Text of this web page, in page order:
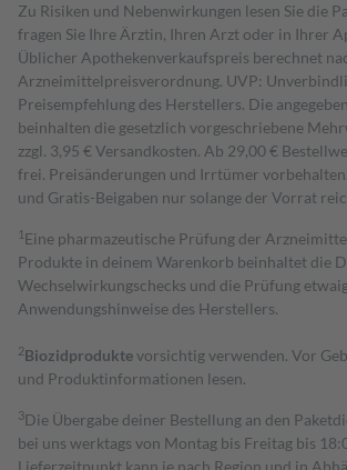
Zu Risiken und Nebenwirkungen lesen Sie die
fragen Sie Ihre Ärztin, Ihren Arzt oder in Ihrer
Üblicher Apothekenverkaufspreis berechnet
Arzneimittelpreisverordnung. UVP:
Preisempfehlung des Herstellers. Die
beinhalten die gesetzlich vorgeschriebene
zzgl. 3,95 € Versandkosten. Ab 29,00 €
frei. Preisänderungen und Irrtümer
und Gratis-Beigaben nur solange der Vorrat
1 Eine pharmazeutische Prüfung der
Produkte in deinem Warenkorb beinhaltet die
Wechselwirkungschecks und die Prüfung
Anwendungshinweise des Herstellers.
2Biozidproduktevorsichtig verwenden. Vor
und Produktinformationen lesen.
3Die Übergabe deiner Bestellung an den
bei uns werktags von Montag bis Freitag bis
Lieferzeitpunkt kann je nach Region und in